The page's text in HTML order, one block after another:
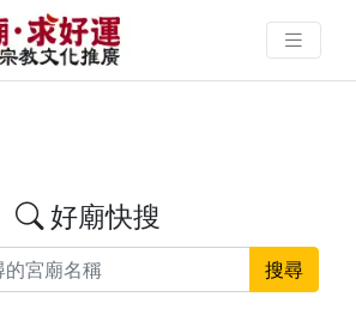
安區註生娘娘廟宇資
好運 找到與您有緣的
好廟快搜
搜尋